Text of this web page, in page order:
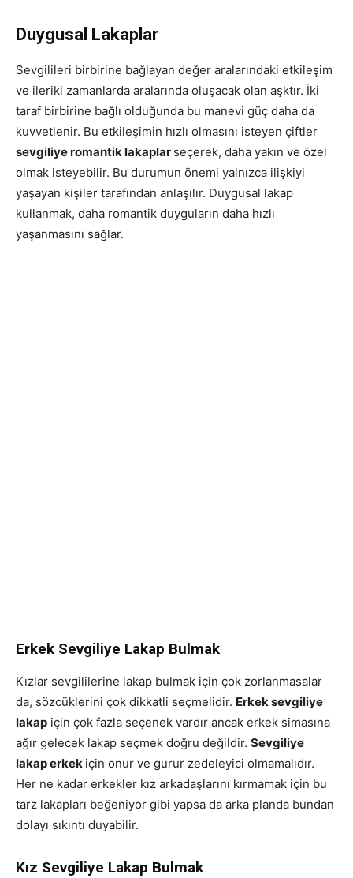
Duygusal Lakaplar
Sevgilileri birbirine bağlayan değer aralarındaki etkileşim
ve ileriki zamanlarda aralarında oluşacak olan aşktır. İki
taraf birbirine bağlı olduğunda bu manevi güç daha da
kuvvetlenir. Bu etkileşimin hızlı olmasını isteyen çiftler
sevgiliye romantik lakaplar seçerek, daha yakın ve özel
olmak isteyebilir. Bu durumun önemi yalnızca ilişkiyi
yaşayan kişiler tarafından anlaşılır. Duygusal lakap
kullanmak, daha romantik duyguların daha hızlı
yaşanmasını sağlar.
Erkek Sevgiliye Lakap Bulmak
Kızlar sevgililerine lakap bulmak için çok zorlanmasalar
da, sözcüklerini çok dikkatli seçmelidir. Erkek sevgiliye
lakap için çok fazla seçenek vardır ancak erkek simasına
ağır gelecek lakap seçmek doğru değildir. Sevgiliye
lakap erkek için onur ve gurur zedeleyici olmamalıdır.
Her ne kadar erkekler kız arkadaşlarını kırmamak için bu
tarz lakapları beğeniyor gibi yapsa da arka planda bundan
dolayı sıkıntı duyabilir.
Kız Sevgiliye Lakap Bulmak